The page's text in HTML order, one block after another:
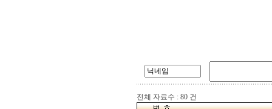
전체 자료수 : 80 건